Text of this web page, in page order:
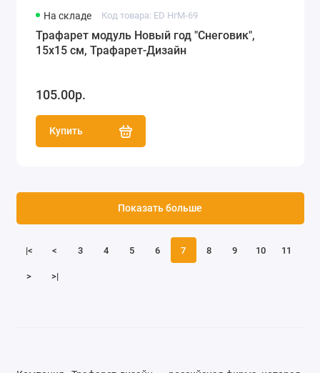
На складе Код товара: ED НгМ-69
Трафарет модуль Новый год "Снеговик",
15х15 см, Трафарет-Дизайн
105.00р.
Купить
|< < 3 4 5 6 7 8 9 10 11
> >|
Показать больше